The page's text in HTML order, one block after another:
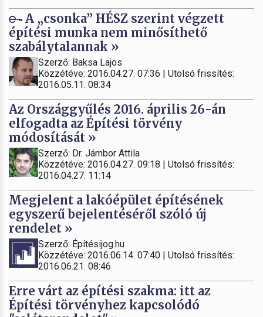
A „csonka” HÉSZ szerint végzett
építési munka nem minősíthető
szabálytalannak »
Szerző: Baksa Lajos
Közzétéve: 2016.04.27. 07:36 | Utolsó frissítés:
2016.05.11. 08:34
Az Országgyűlés 2016. április 26-án
elfogadta az Építési törvény
módosítását »
Szerző: Dr. Jámbor Attila
Közzétéve: 2016.04.27. 09:18 | Utolsó frissítés:
2016.04.27. 11:14
Megjelent a lakóépület építésének
egyszerű bejelentéséről szóló új
rendelet »
Szerző: Építésijog.hu
Közzétéve: 2016.06.14. 07:40 | Utolsó frissítés:
2016.06.21. 08:46
Erre várt az építési szakma: itt az
Építési törvényhez kapcsolódó